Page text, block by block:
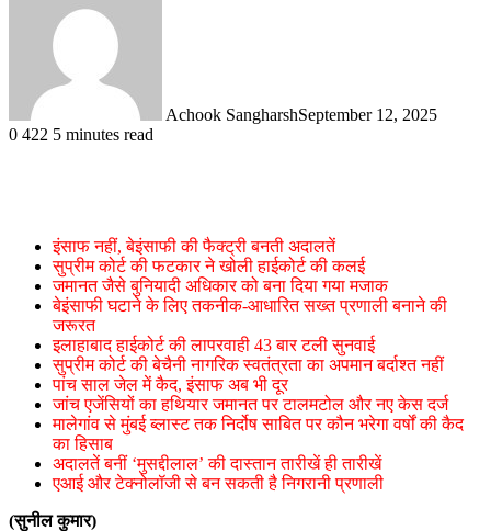
Achook SangharshSeptember 12, 2025
0 422 5 minutes read
इंसाफ नहीं, बेइंसाफी की फैक्ट्री बनती अदालतें
सुप्रीम कोर्ट की फटकार ने खोली हाईकोर्ट की कलई
जमानत जैसे बुनियादी अधिकार को बना दिया गया मजाक
बेइंसाफी घटाने के लिए तकनीक-आधारित सख्त प्रणाली बनाने की
जरूरत
इलाहाबाद हाईकोर्ट की लापरवाही 43 बार टली सुनवाई
सुप्रीम कोर्ट की बेचैनी नागरिक स्वतंत्रता का अपमान बर्दाश्त नहीं
पांच साल जेल में कैद, इंसाफ अब भी दूर
जांच एजेंसियों का हथियार जमानत पर टालमटोल और नए केस दर्ज
मालेगांव से मुंबई ब्लास्ट तक निर्दोष साबित पर कौन भरेगा वर्षों की कैद
का हिसाब
अदालतें बनीं ‘मुसद्दीलाल’ की दास्तान तारीखें ही तारीखें
एआई और टेक्नोलॉजी से बन सकती है निगरानी प्रणाली
(सुनील कुमार)